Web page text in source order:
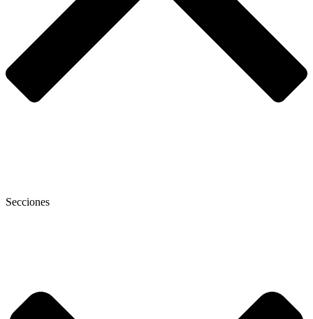
Secciones